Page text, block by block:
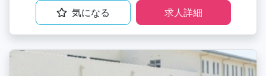
気になる 求人詳細